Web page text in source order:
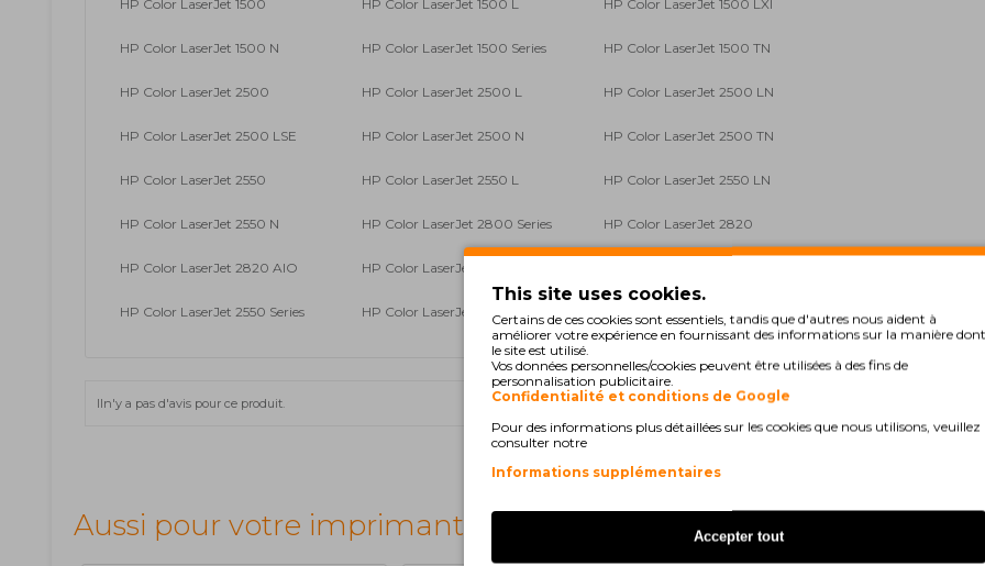
HP Color LaserJet 1500 HP Color LaserJet 1500 L HP Color LaserJet 1500 LXI
HP Color LaserJet 1500 N HP Color LaserJet 1500 Series HP Color LaserJet 1500 TN
HP Color LaserJet 2500 HP Color LaserJet 2500 L HP Color LaserJet 2500 LN
HP Color LaserJet 2500 LSE HP Color LaserJet 2500 N HP Color LaserJet 2500 TN
HP Color LaserJet 2550 HP Color LaserJet 2550 L HP Color LaserJet 2550 LN
HP Color LaserJet 2550 N HP Color LaserJet 2800 Series HP Color LaserJet 2820
HP Color LaserJet 2820 AIO HP Color LaserJet 2840
HP Color LaserJet 2550 Series HP Color LaserJet 2500 Series
Iln'y a pas d'avis pour ce produit.
Aussi pour votre imprimante
This site uses cookies.
Certains de ces cookies sont essentiels, tandis que d'autres nous aident à
améliorer votre expérience en fournissant des informations sur la manière dont
le site est utilisé.
Vos données personnelles/cookies peuvent être utilisées à des fins de
personnalisation publicitaire.
Confidentialité et conditions de Google
Pour des informations plus détaillées sur les cookies que nous utilisons, veuillez
consulter notre
Informations supplémentaires
Accepter tout